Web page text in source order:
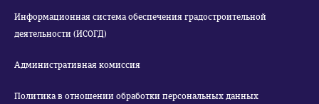
Информационная система обеспечения градостроительной
деятельности (ИСОГД)
Административная комиссия
Политика в отношении обработки персональных данных